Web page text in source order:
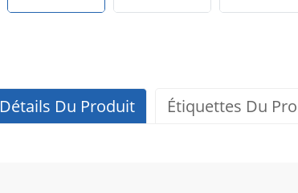
Détails Du Produit Étiquettes Du